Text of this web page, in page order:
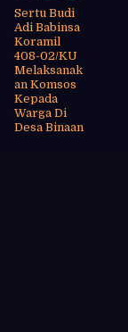
Sertu Budi
Adi Babinsa
Koramil
408-02/KU
Melaksanak
an Komsos
Kepada
Warga Di
Desa Binaan